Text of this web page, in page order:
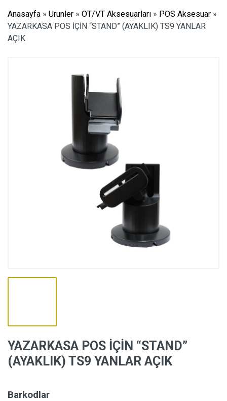
Anasayfa » Urunler » OT/VT Aksesuarları » POS Aksesuar »
YAZARKASA POS İÇİN “STAND” (AYAKLIK) TS9 YANLAR
AÇIK
YAZARKASA POS İÇİN “STAND”
(AYAKLIK) TS9 YANLAR AÇIK
Barkodlar